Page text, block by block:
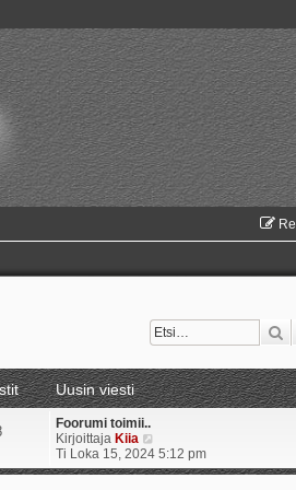
Uusin viesti
Foorumi toimii..
Kirjoittaja Kiia
ä
y
Ti Loka 15, 2024 5:12 pm